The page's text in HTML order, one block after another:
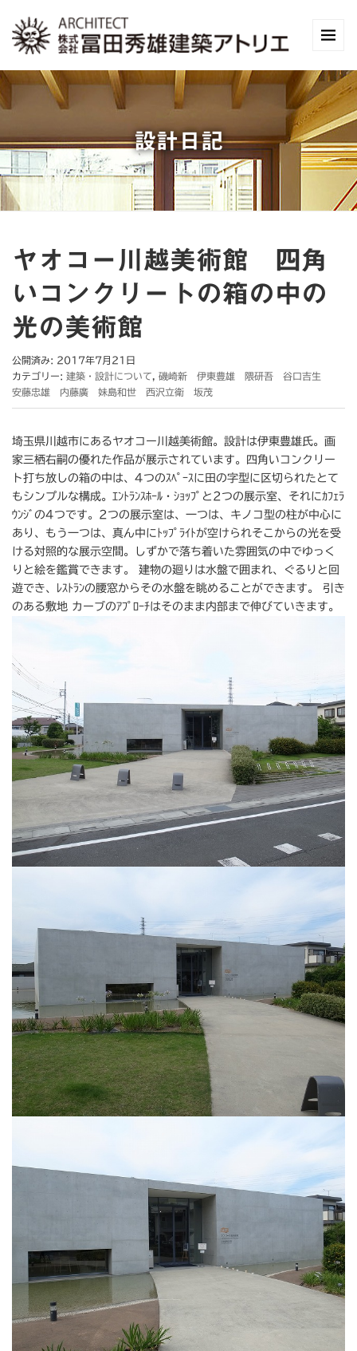
設計日記
ヤオコー川越美術館 四角
いコンクリートの箱の中の
光の美術館
公開済み: 2017年7月21日
カテゴリー: 建築・設計について
磯崎新 伊東豊雄 隈研吾 谷口吉生
安藤忠雄 内藤廣 妹島和世 西沢立衛 坂茂
埼玉県川越市にあるヤオコー川越美術館。設計は伊東豊雄氏。画
家三栖右嗣の優れた作品が展示されています。四角いコンクリー
ト打ち放しの箱の中は、4つのｽﾍﾟｰｽに田の字型に区切られたとて
もシンプルな構成。ｴﾝﾄﾗﾝｽﾎｰﾙ・ｼｮｯﾌﾟと2つの展示室、それにｶﾌｪﾗ
ｳﾝｼﾞの4つです。2つの展示室は、一つは、キノコ型の柱が中心に
あり、もう一つは、真ん中にﾄｯﾌﾟﾗｲﾄが空けられそこからの光を受
ける対照的な展示空間。しずかで落ち着いた雰囲気の中でゆっく
りと絵を鑑賞できます。 建物の廻りは水盤で囲まれ、ぐるりと回
遊でき、ﾚｽﾄﾗﾝの腰窓からその水盤を眺めることができます。 引き
のある敷地 カーブのｱﾌﾟﾛｰﾁはそのまま内部まで伸びていきます。